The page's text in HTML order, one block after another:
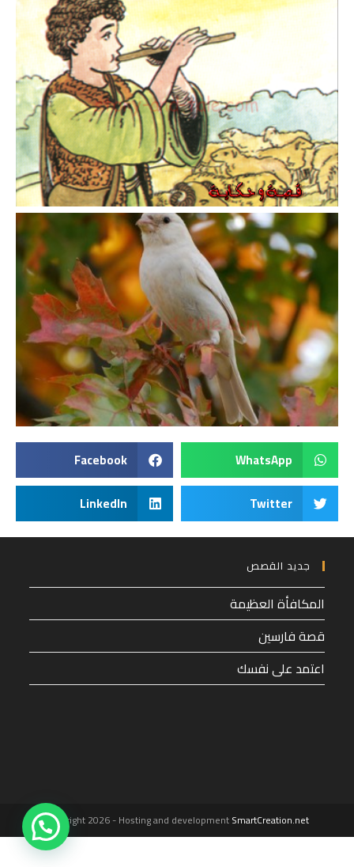
WhatsApp
Facebook
Twitter
LinkedIn
جديد القصص
المكافأة العظيمة
قصة فارسين
اعتمد على نفسك
Copyright 2026 - Hosting and developmentSmartCreation.net